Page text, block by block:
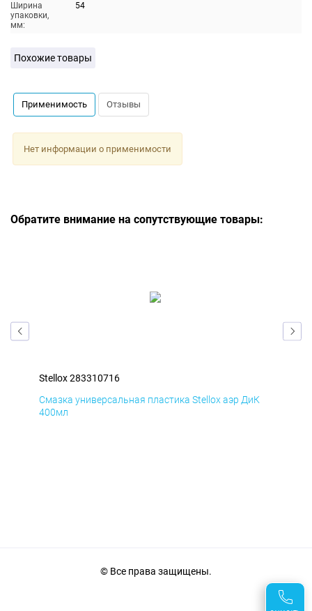
Ширина
упаковки,
мм:
54
Похожие товары
Применимость Отзывы
Нет информации о применимости
Обратите внимание на сопутствующие товары:
Stellox 283310716
Смазка универсальная пластика Stellox аэр ДиК
400мл
© Все права защищены.